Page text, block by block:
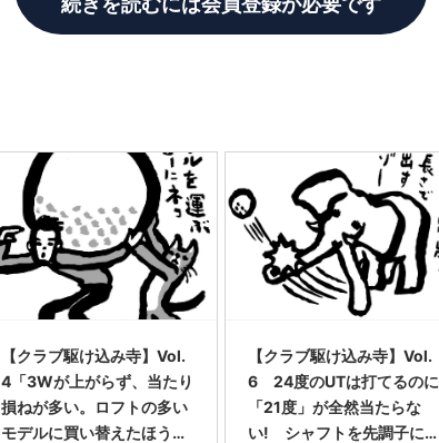
【クラブ駆け込み寺】Vol.
4「3Wが上がらず、当たり
損ねが多い。ロフトの多い
モデルに買い替えたほうが
【クラブ駆け込み寺】Vol.
6 24度のUTは打てるのに
「21度」が全然当たらな
い! シャフトを先調子に替